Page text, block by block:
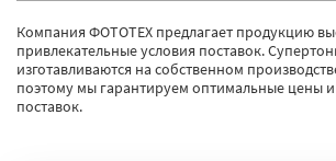
Компания ФОТОТЕХ предлагает продукцию
привлекательные условия поставок.
изготавливаются на собственном
поэтому мы гарантируем оптимальные цены
поставок.